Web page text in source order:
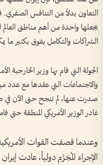
التعاون بدلاً من التنافس الصفري.
يجعلها واحدة من أهم مناطق العالم
الشراكات والتكامل يفوق بكثير ما
الجولة التي قام بها وزير الخارجية
والاجتماعات التي عقدها مع عدد من
صدرت عنها، لم تنجح حتى الآن في
غادر الوزير الأمريكي المنطقة حتى
وعندما قصفت القوات الأمريكية
الإجراء المُجَرَّم دولياً، عادت